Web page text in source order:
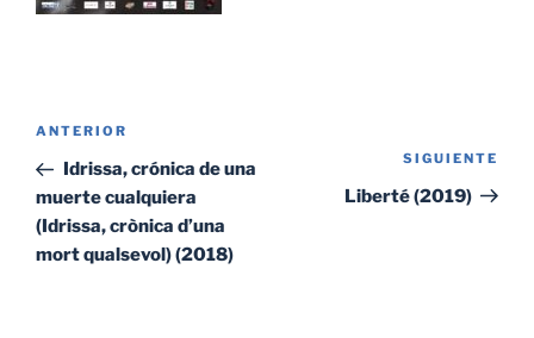
Navegación
entradas
Entrada
anterior:
ANTERIOR
Idrissa, crónica de una
muerte cualquiera
(Idrissa, crònica d’una
mort qualsevol) (2018)
SIGUIENTE
Liberté (2019)